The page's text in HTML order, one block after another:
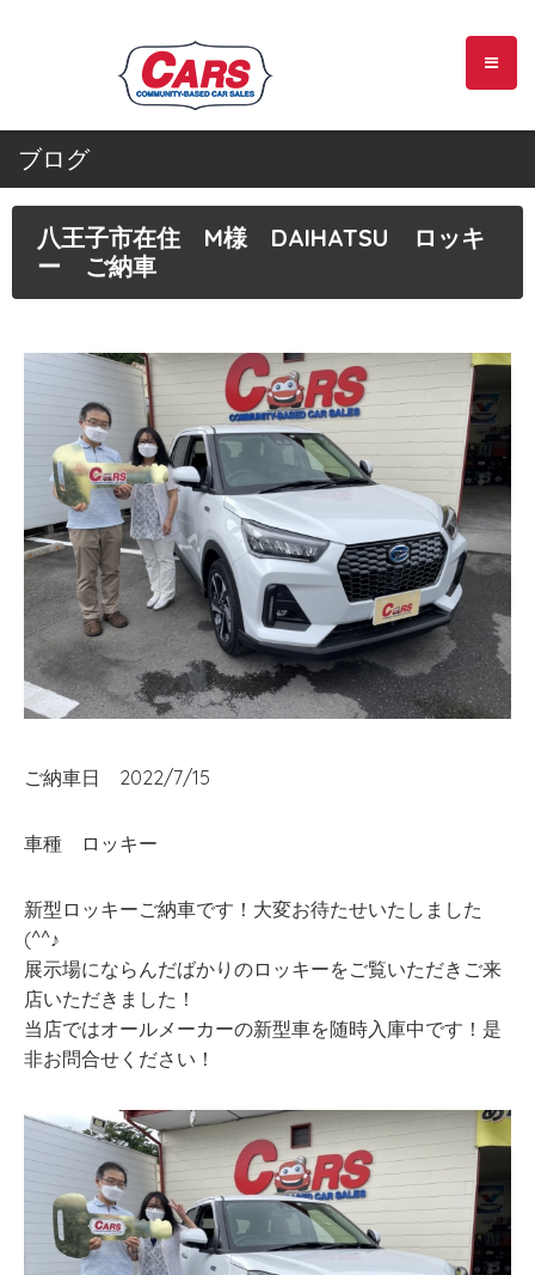
ブログ
八王子市在住 M様 DAIHATSU ロッキ
ー ご納車
ご納車日 2022/7/15
車種 ロッキー
新型ロッキーご納車です！大変お待たせいたしました
(^^♪
展示場にならんだばかりのロッキーをご覧いただきご来
店いただきました！
当店ではオールメーカーの新型車を随時入庫中です！是
非お問合せください！